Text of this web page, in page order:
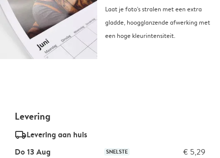
Laat je foto's stralen met een extra
gladde, hoogglanzende afwerking met
een hoge kleurintensiteit.
Levering
delivery_standard_v2Levering aan huis
Do 13 Aug
SNELSTE € 5,29